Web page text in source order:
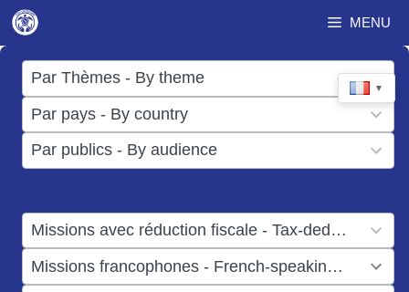
Aller
au
contenu
MENU
▼
Par Thèmes - By theme
17
results
available
Par pays - By country
50
results
available
Par publics - By audience
results
Missions avec réduction fiscale - Tax-deductible missions
result
available
Missions francophones - French-speaking missions
result